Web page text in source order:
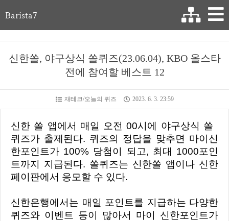
Barista7
신한쏠, 야구상식 쏠퀴즈(23.06.04), KBO 올스타
전에 참여할 베스트 12
재테크/오늘의 퀴즈 2023. 6. 3. 23:59
신한 쏠 앱에서 매일 오전 00시에 야구상식 쏠
퀴즈가 출제된다. 퀴즈의 정답을 맞추면 마이신
한포인트가 100% 당첨이 되고, 최대 1000포인
트까지 지급된다. 쏠퀴즈는 신한쏠 앱이나 신한
페이판에서 응모할 수 있다.
신한은행에서는 매일 포인트를 지급하는 다양한
퀴즈와 이벤트 등이 많아서 마이 신한포인트가